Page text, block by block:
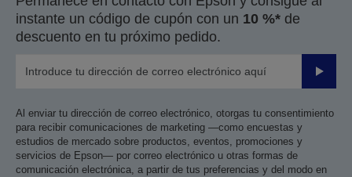
instante un código de cupón con un 10 %* de
descuento en tu próximo pedido.
Enviar
Al enviar tu dirección de correo electrónico, otorgas tu consentimiento
para recibir comunicaciones de marketing —como encuestas y
estudios de mercado sobre productos, eventos, promociones y
servicios de Epson— por correo electrónico u otras formas de
comunicación electrónica, a partir de tus preferencias y del modo en